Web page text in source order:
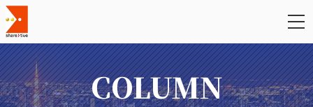
COLUMN